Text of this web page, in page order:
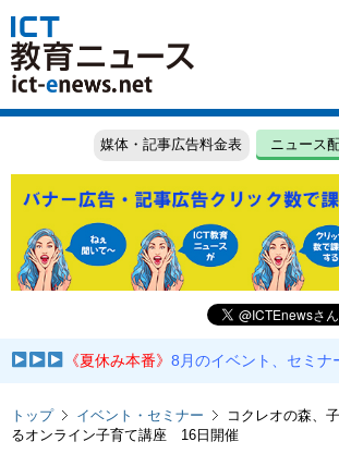
媒体・記事広告料金表 ニュース
《夏休み本番》8月のイベント、セミナ
トップ イベント・セミナー
コクレオの森、
るオンライン子育て講座 16日開催